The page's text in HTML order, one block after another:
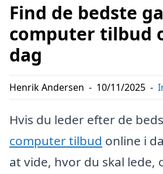
Find de bedste
computer tilbud
dag
Henrik Andersen - 10/11/2025 -
Hvis du leder efter de
computer tilbud online i
at vide, hvor du skal lede,